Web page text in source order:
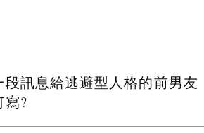
段訊息給逃避型人格的前男友
寫?